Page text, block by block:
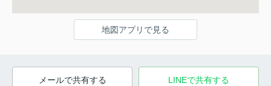
地図アプリで見る
メールで共有する LINEで共有する